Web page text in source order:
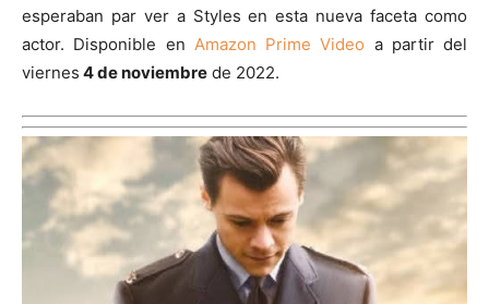
esperaban par ver a Styles en esta nueva faceta como
actor. Disponible en Amazon Prime Video a partir del
viernes 4 de noviembre de 2022.